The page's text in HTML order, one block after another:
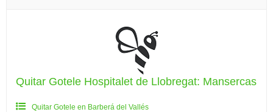
Quitar Gotele Hospitalet de Llobregat: Mansercas
Quitar Gotele en Barberá del Vallés